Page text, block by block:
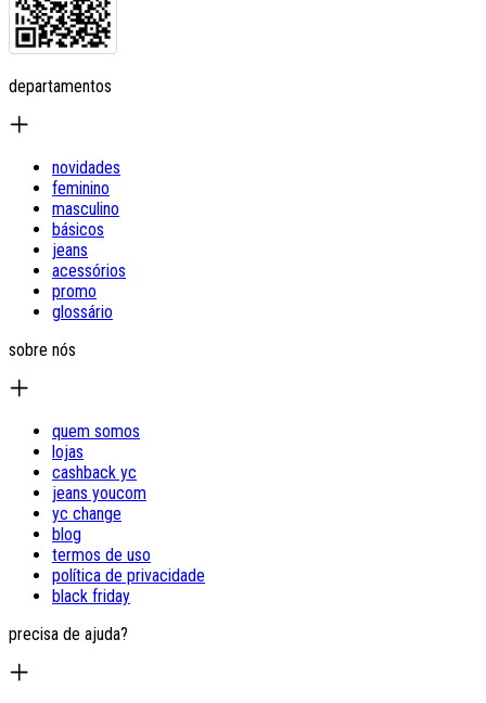
departamentos
novidades
feminino
masculino
básicos
jeans
acessórios
promo
glossário
sobre nós
quem somos
lojas
cashback yc
jeans youcom
yc change
blog
termos de uso
política de privacidade
black friday
precisa de ajuda?